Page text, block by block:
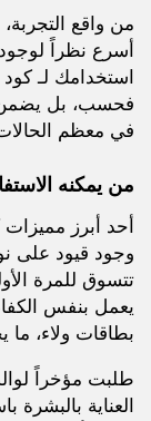
من واقع
أسرع نظراً
استخدامك لـ
في معظم
من يمكنه
أحد أبرز
وجود قيود على
تتسوق للمرة
يعمل بنفس
بطاقات ولاء، ما
طلبت مؤخراً
العناية